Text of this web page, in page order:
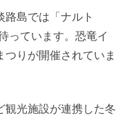
島では「ナルト
っています。恐竜イ
りが開催されていま
観光施設が連携した冬